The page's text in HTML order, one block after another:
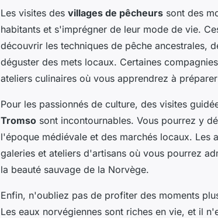
Les visites des villages de pêcheurs sont des
habitants et s'imprégner de leur mode de vie.
découvrir les techniques de pêche ancestrales,
déguster des mets locaux. Certaines
ateliers culinaires où vous apprendrez à
Pour les passionnés de culture, des visites
Tromso sont incontournables. Vous pourrez y
l'époque médiévale et des marchés locaux. Les
galeries et ateliers d'artisans où vous pourrez
la beauté sauvage de la Norvège.
Enfin, n'oubliez pas de profiter des moments
Les eaux norvégiennes sont riches en vie, et il